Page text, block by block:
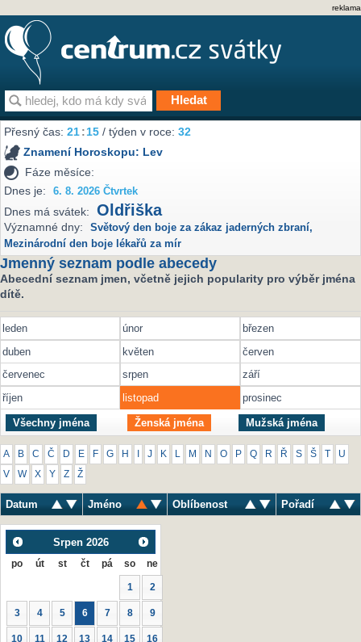
reklama
Přesný čas:21:15 / týden v roce:32
Znamení Horoskopu: Lev
Fáze měsíce:
Dnes je:
6. 8. 2026 Čtvrtek
Dnes má svátek: Oldřiška
Významné dny: Světový den boje za zákaz jaderných zbraní,
Mezinárodní den boje lékařů za mír
Jmenný seznam podle abecedy
Abecední seznam jmen, včetně jejich popularity pro výběr jména
dítě.
leden únor
březen
duben
květen
červen
červenec
srpen
září
říjen
listopad prosinec
Všechny jména Ženská jména Mužská jména
A B C Č D E F G H J K M N O P Q R Ř S Š U
V W X Y Z Ž
Datum Jméno Oblíbenost Pořadí
Srpen 2026
po út st čt pá so ne
1 2
3 4 5 6 7 8 9
10 11 12 13 14 15 16